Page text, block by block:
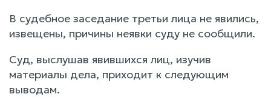
В судебное заседание третьи лица не явились,
извещены, причины неявки суду не сообщили.
Суд, выслушав явившихся лиц, изучив
материалы дела, приходит к следующим
выводам.